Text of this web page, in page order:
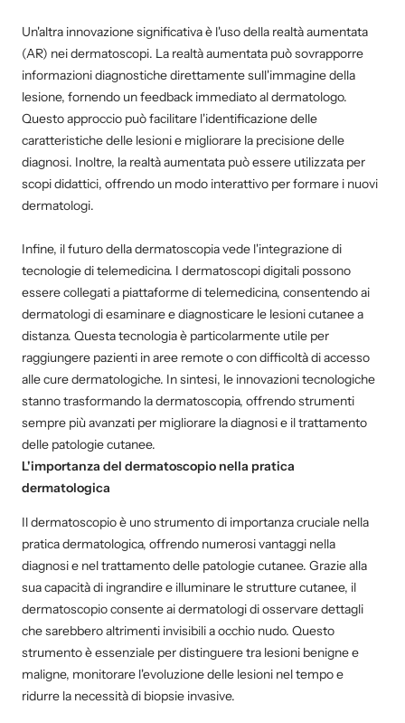
Un'altra innovazione significativa è l'uso della realtà aumentata
(AR) nei dermatoscopi. La realtà aumentata può sovrapporre
informazioni diagnostiche direttamente sull'immagine della
lesione, fornendo un feedback immediato al dermatologo.
Questo approccio può facilitare l'identificazione delle
caratteristiche delle lesioni e migliorare la precisione delle
diagnosi. Inoltre, la realtà aumentata può essere utilizzata per
scopi didattici, offrendo un modo interattivo per formare i nuovi
dermatologi.
Infine, il futuro della dermatoscopia vede l'integrazione di
tecnologie di telemedicina. I dermatoscopi digitali possono
essere collegati a piattaforme di telemedicina, consentendo ai
dermatologi di esaminare e diagnosticare le lesioni cutanee a
distanza. Questa tecnologia è particolarmente utile per
raggiungere pazienti in aree remote o con difficoltà di accesso
alle cure dermatologiche. In sintesi, le innovazioni tecnologiche
stanno trasformando la dermatoscopia, offrendo strumenti
sempre più avanzati per migliorare la diagnosi e il trattamento
delle patologie cutanee.
L'importanza del dermatoscopio nella pratica
dermatologica
Il dermatoscopio è uno strumento di importanza cruciale nella
pratica dermatologica, offrendo numerosi vantaggi nella
diagnosi e nel trattamento delle patologie cutanee. Grazie alla
sua capacità di ingrandire e illuminare le strutture cutanee, il
dermatoscopio consente ai dermatologi di osservare dettagli
che sarebbero altrimenti invisibili a occhio nudo. Questo
strumento è essenziale per distinguere tra lesioni benigne e
maligne, monitorare l'evoluzione delle lesioni nel tempo e
ridurre la necessità di biopsie invasive.